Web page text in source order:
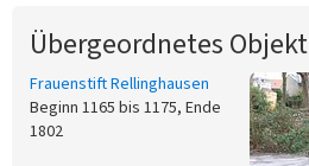
Übergeordnetes Objekt
Frauenstift Rellinghausen
Beginn 1165 bis 1175, Ende
1802